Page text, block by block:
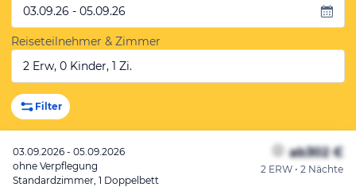
03.09.26 - 05.09.26
Reiseteilnehmer & Zimmer
2 Erw, 0 Kinder, 1 Zi.
Filter
03.09.2026 - 05.09.2026
ohne Verpflegung
Standardzimmer, 1 Doppelbett
ab302 €
2 ERW • 2 Nächte